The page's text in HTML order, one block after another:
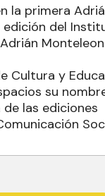
la primera
edición del
Cultura y
su
las ediciones